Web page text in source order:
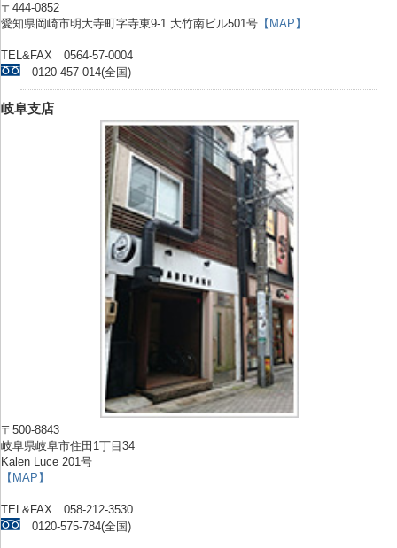
〒444-0852
愛知県岡崎市明大寺町字寺東9-1 大竹南ビル501号 【MAP】
TEL&FAX 0564-57-0004
0120-457-014(全国)
岐阜支店
〒500-8843
岐阜県岐阜市住田1丁目34
Kalen Luce 201号
【MAP】
TEL&FAX 058-212-3530
0120-575-784(全国)